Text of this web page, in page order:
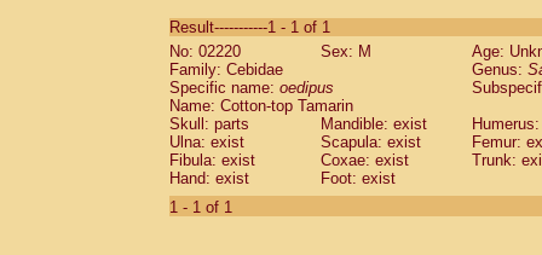
CebidaeSaguinus labiatus(0)
Cebidae Saguinus leucopus (0)
Cebidae
CebidaeSaguinus mystax
Cebidae Saguinus nigricollis (0)
Cebidae Saguinus oedipus
Cebidae Saguinus weddelli
Cebidae Saguinusspp.
Cebidae
Result-----------1 - 1 of 1
No: 02220
Sex: M
Age:
Family: Cebidae
Genus:
Specific name: oedipus
Name: Cotton-top Tamarin
Skull: parts
Mandible: exist
Ulna: exist
Scapula: exist
Femur:
Fibula: exist
Coxae: exist
Trunk:
Hand: exist
Foot: exist
1 - 1 of 1